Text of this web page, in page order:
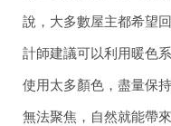
說，大多數屋主都希望
計師建議可以利用暖色
使用太多顏色，盡量保
無法聚焦，自然就能帶